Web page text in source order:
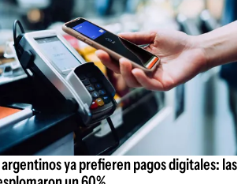
ya prefieren pagos digitales: las